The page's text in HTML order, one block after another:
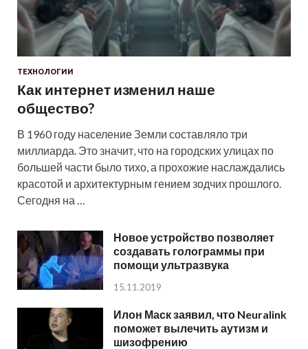
ТЕХНОЛОГИИ
Как интернет изменил наше
общество?
В 1960 году население Земли составляло три
миллиарда. Это значит, что на городских улицах по
большей части было тихо, а прохожие наслаждались
красотой и архитектурным гением зодчих прошлого.
Сегодня на …
Новое устройство позволяет
создавать голограммы при
помощи ультразвука
15.11.2019
Илон Маск заявил, что Neuralink
поможет вылечить аутизм и
шизофрению